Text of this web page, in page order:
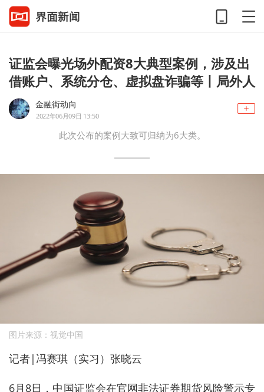
证监会曝光场外配资8大典型案例，涉及出
借账户、系统分仓、虚拟盘诈骗等丨局外人
金融街动向
2022年06月09日 13:50
此次公布的案例大致可归纳为6大类。
图片来源：视觉中国
记者|冯赛琪（实习）张晓云
6月8日，中国证监会在官网非法证券期货风险警示专